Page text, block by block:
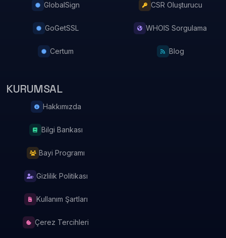
GlobalSign
GoGetSSL
Certum
CSR Oluşturucu
WHOIS Sorgulama
Blog
KURUMSAL
Hakkımızda
Bilgi Bankası
Bayi Programı
Gizlilik Politikası
Kullanım Şartları
Çerez Tercihleri